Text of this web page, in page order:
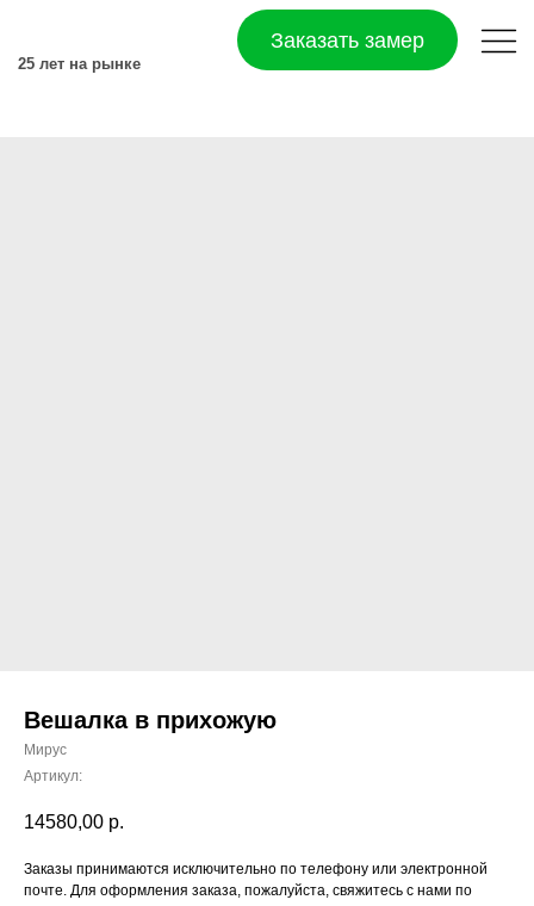
Заказать замер
Вешалка в прихожую
Мирус
Артикул:
14580,00 р.
Заказы принимаются исключительно по телефону или электронной
почте. Для оформления заказа, пожалуйста, свяжитесь с нами по